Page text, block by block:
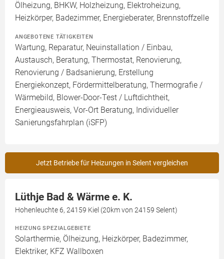
Ölheizung, BHKW, Holzheizung, Elektroheizung,
Heizkörper, Badezimmer, Energieberater, Brennstoffzelle
ANGEBOTENE TÄTIGKEITEN
Wartung, Reparatur, Neuinstallation / Einbau,
Austausch, Beratung, Thermostat, Renovierung,
Renovierung / Badsanierung, Erstellung
Energiekonzept, Fördermittelberatung, Thermografie /
Wärmebild, Blower-Door-Test / Luftdichtheit,
Energieausweis, Vor-Ort Beratung, Individueller
Sanierungsfahrplan (iSFP)
Jetzt Betriebe für Heizungen in Selent vergleichen
Lüthje Bad & Wärme e. K.
Hohenleuchte 6, 24159 Kiel (20km von 24159 Selent)
HEIZUNG SPEZIALGEBIETE
Solarthermie, Ölheizung, Heizkörper, Badezimmer,
Elektriker, KFZ Wallboxen